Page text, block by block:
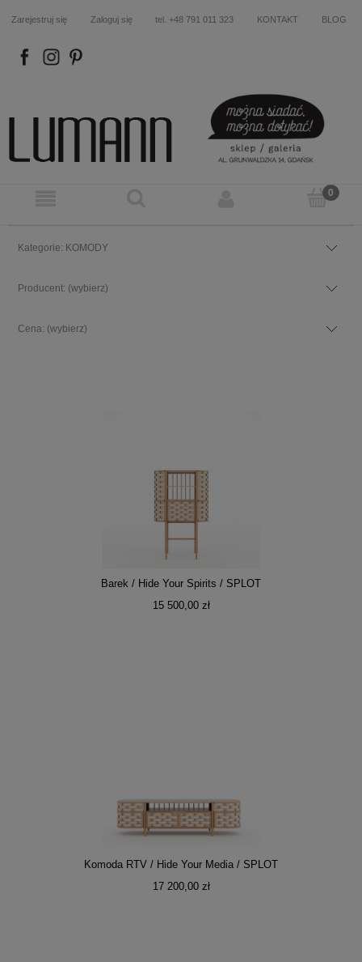
Zarejestruj się Zaloguj się tel. +48 791 011 323 KONTAKT BLOG
FB IN P
Kategorie: KOMODY
Producent: (wybierz)
Cena: (wybierz)
Barek / Hide Your Spirits / SPLOT
15 500,00 zł
Komoda RTV / Hide Your Media / SPLOT
17 200,00 zł